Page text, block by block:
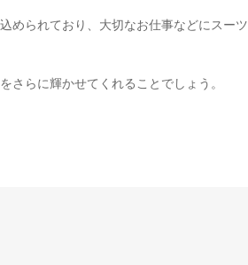
められており、大切なお仕事などにスー
さらに輝かせてくれることでしょう。